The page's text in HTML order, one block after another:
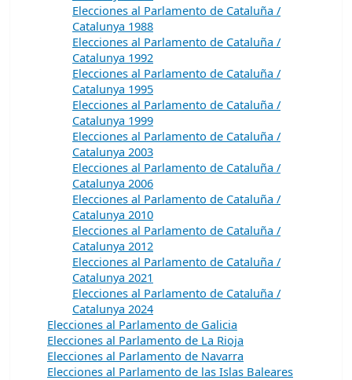
Elecciones al Parlamento de Cataluña /
Catalunya 1988
Elecciones al Parlamento de Cataluña /
Catalunya 1992
Elecciones al Parlamento de Cataluña /
Catalunya 1995
Elecciones al Parlamento de Cataluña /
Catalunya 1999
Elecciones al Parlamento de Cataluña /
Catalunya 2003
Elecciones al Parlamento de Cataluña /
Catalunya 2006
Elecciones al Parlamento de Cataluña /
Catalunya 2010
Elecciones al Parlamento de Cataluña /
Catalunya 2012
Elecciones al Parlamento de Cataluña /
Catalunya 2021
Elecciones al Parlamento de Cataluña /
Catalunya 2024
Elecciones al Parlamento de Galicia
Elecciones al Parlamento de La Rioja
Elecciones al Parlamento de Navarra
Elecciones al Parlamento de las Islas Baleares